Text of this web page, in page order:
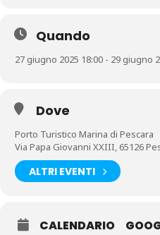
Quando
27 giugno 2025 18:00 - 29 giugno
Dove
Porto Turistico Marina di Pescara
Via Papa Giovanni XXIII, 65126
ALTRI EVENTI
CALENDARIO